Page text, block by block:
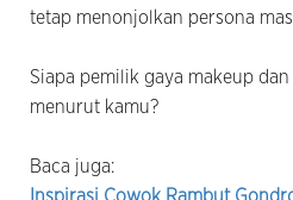
tetap menonjolkan persona
Siapa pemilik gaya makeup dan
menurut kamu?
Baca juga: